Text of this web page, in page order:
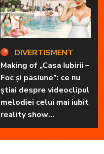
DIVERTISMENT
Making of „Casa Iubirii –
Foc și pasiune”: ce nu
știai despre videoclipul
melodiei celui mai iubit
reality show
matrimonial